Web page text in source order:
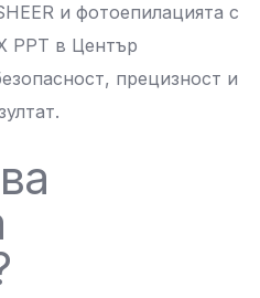
и фотоепилацията с
PPT в Център
прецизност и